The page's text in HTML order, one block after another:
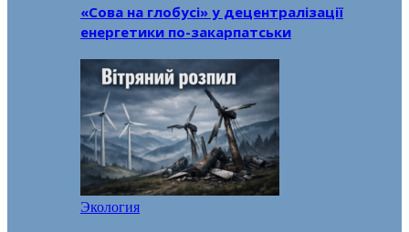
«Сова на глобусі» у децентралізації
енергетики по-закарпатськи
Экология